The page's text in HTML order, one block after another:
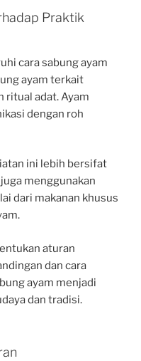
Praktik
cara sabung ayam
ayam terkait
ritual adat. Ayam
dengan roh
ini lebih bersifat
menggunakan
dari makanan khusus
aturan
dan cara
ayam menjadi
dan tradisi.